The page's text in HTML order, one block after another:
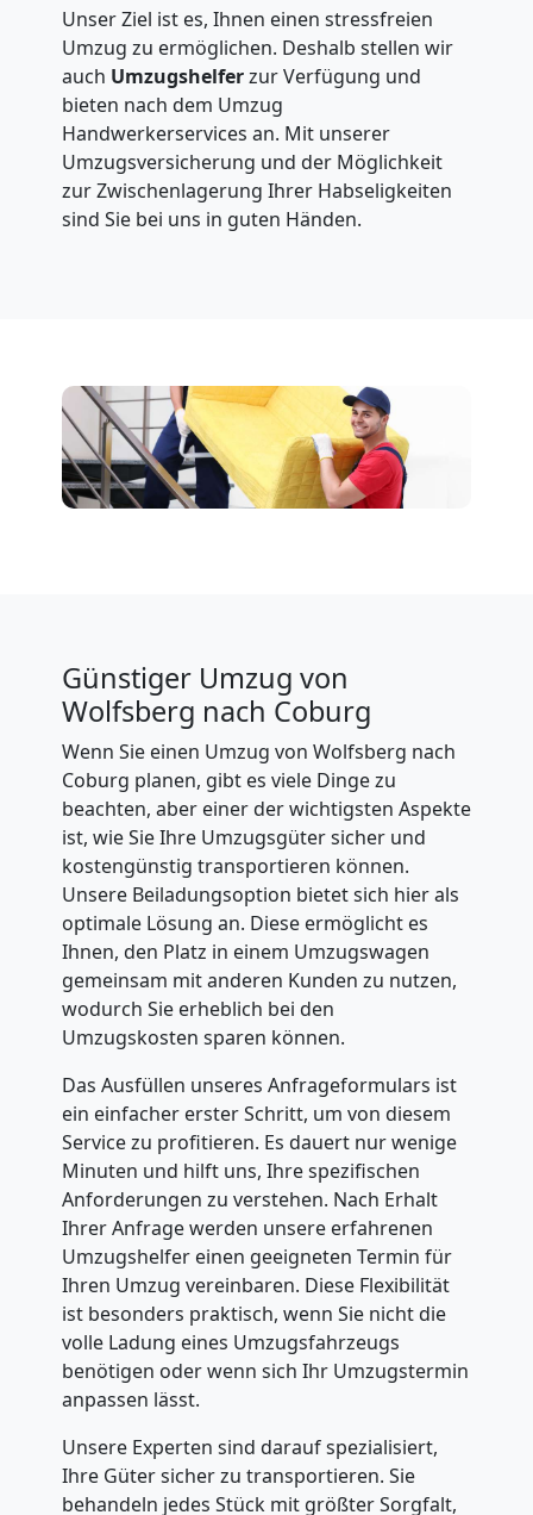
Unser Ziel ist es, Ihnen einen stressfreien
Umzug zu ermöglichen. Deshalb stellen wir
auch Umzugshelferzur Verfügung und
bieten nach dem Umzug
Handwerkerservices an. Mit unserer
Umzugsversicherung und der Möglichkeit
zur Zwischenlagerung Ihrer Habseligkeiten
sind Sie bei uns in guten Händen.
Günstiger Umzug von
Wolfsberg nach Coburg
Wenn Sie einen Umzug von Wolfsberg nach
Coburg planen, gibt es viele Dinge zu
beachten, aber einer der wichtigsten Aspekte
ist, wie Sie Ihre Umzugsgüter sicher und
kostengünstig transportieren können.
Unsere Beiladungsoption bietet sich hier als
optimale Lösung an. Diese ermöglicht es
Ihnen, den Platz in einem Umzugswagen
gemeinsam mit anderen Kunden zu nutzen,
wodurch Sie erheblich bei den
Umzugskosten sparen können.
Das Ausfüllen unseres Anfrageformulars ist
ein einfacher erster Schritt, um von diesem
Service zu profitieren. Es dauert nur wenige
Minuten und hilft uns, Ihre spezifischen
Anforderungen zu verstehen. Nach Erhalt
Ihrer Anfrage werden unsere erfahrenen
Umzugshelfer einen geeigneten Termin für
Ihren Umzug vereinbaren. Diese Flexibilität
ist besonders praktisch, wenn Sie nicht die
volle Ladung eines Umzugsfahrzeugs
benötigen oder wenn sich Ihr Umzugstermin
anpassen lässt.
Unsere Experten sind darauf spezialisiert,
Ihre Güter sicher zu transportieren. Sie
behandeln jedes Stück mit größter Sorgfalt,